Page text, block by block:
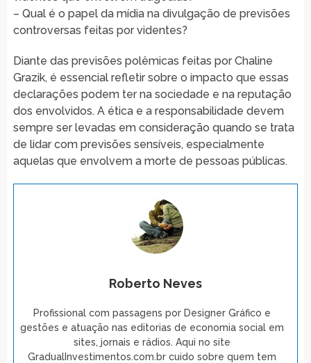
– Qual é o papel da mídia na divulgação de previsões
controversas feitas por videntes?
Diante das previsões polêmicas feitas por Chaline
Grazik, é essencial refletir sobre o impacto que essas
declarações podem ter na sociedade e na reputação
dos envolvidos. A ética e a responsabilidade devem
sempre ser levadas em consideração quando se trata
de lidar com previsões sensíveis, especialmente
aquelas que envolvem a morte de pessoas públicas.
Roberto Neves
Profissional com passagens por Designer Gráfico e
gestões e atuação nas editorias de economia social em
sites, jornais e rádios. Aqui no site
GradualInvestimentos.com.br cuido sobre quem tem